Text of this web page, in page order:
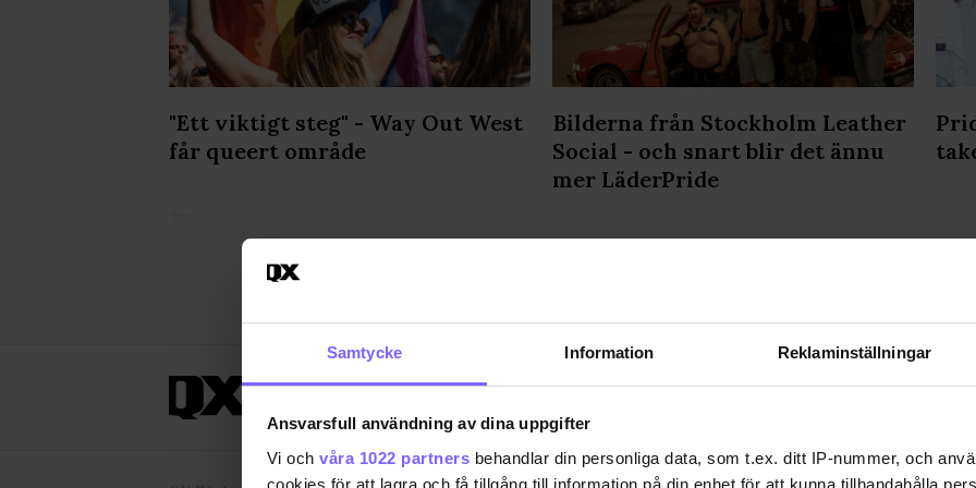
Samtycke Information Reklaminställningar
Ansvarsfull användning av dina uppgifter
Vi och våra 1022 partners behandlar din personliga data, som t.ex. ditt IP-nummer, och
cookies för att lagra och få tillgång till information på din enhet för att kunna tillhandahålla
"Ett viktigt steg" - Way Out West
får queert område
Bilderna från Stockholm Leather
Social - och snart blir det ännu
mer LäderPride
ANNONSERA OM OSS VANLIGA FRÅGOR OCH SVAR TIDNINGSARKIV HÄR